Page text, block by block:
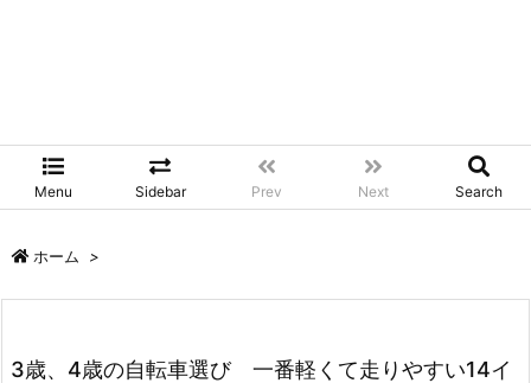
Menu Sidebar Prev Next Search
ホーム >
3歳、4歳の自転車選び 一番軽くて走りやすい14イ